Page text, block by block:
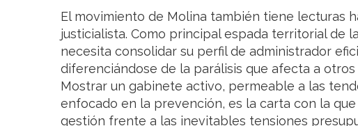
El movimiento de Molina también tiene lecturas
justicialista. Como principal espada territorial de
necesita consolidar su perfil de administrador
diferenciándose de la parálisis que afecta a
Mostrar un gabinete activo, permeable a las
enfocado en la prevención, es la carta con la
gestión frente a las inevitables tensiones